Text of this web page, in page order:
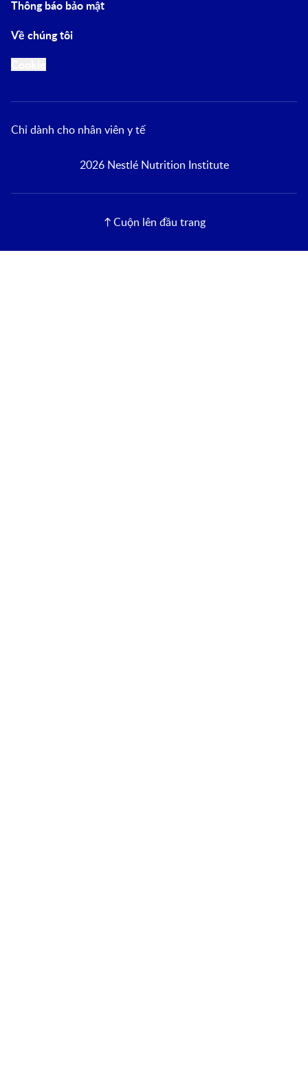
Thông báo bảo mật
Về chúng tôi
Chỉ dành cho nhân viên y tế
2026 Nestlé Nutrition Institute
Cuộn lên đầu trang